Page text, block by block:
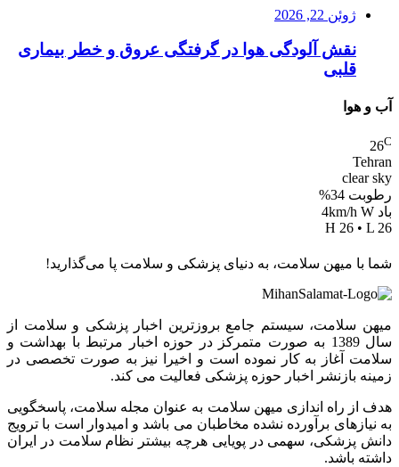
ژوئن 22, 2026
نقش آلودگی هوا در گرفتگی عروق و خطر بیماری
قلبی
آب و هوا
26C
Tehran
clear sky
رطوبت 34%
باد 4km/h W
H 26 • L 26
شما با میهن سلامت، به دنیای پزشکی و سلامت پا می‌گذارید!
میهن سلامت، سیستم جامع بروزترین اخبار پزشکی و سلامت از
سال 1389 به صورت متمرکز در حوزه اخبار مرتبط با بهداشت و
سلامت آغاز به کار نموده است و اخیرا نیز به صورت تخصصی در
زمینه بازنشر اخبار حوزه پزشکی فعالیت می کند.
هدف از راه اندازی میهن سلامت به عنوان مجله سلامت، پاسخگویی
به نیازهای برآورده نشده مخاطبان می باشد و امیدوار است با ترویج
دانش پزشکی، سهمی در پویایی هرچه بیشتر نظام سلامت در ایران
داشته باشد.